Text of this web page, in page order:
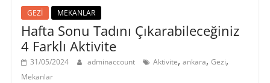
GEZİ MEKANLAR
Hafta Sonu Tadını Çıkarabileceğiniz
4 Farklı Aktivite
31/05/2024 adminaccount Aktivite, ankara, Gezi,
Mekanlar